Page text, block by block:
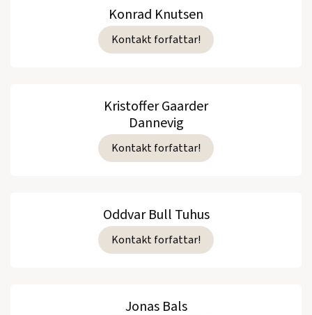
Konrad Knutsen
Kontakt forfattar!
Kristoffer Gaarder
Dannevig
Kontakt forfattar!
Oddvar Bull Tuhus
Kontakt forfattar!
Jonas Bals